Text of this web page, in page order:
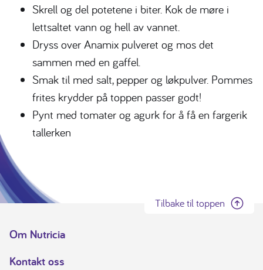
Skrell og del potetene i biter. Kok de møre i
lettsaltet vann og hell av vannet.
Dryss over Anamix pulveret og mos det
sammen med en gaffel.
Smak til med salt, pepper og løkpulver. Pommes
frites krydder på toppen passer godt!
Pynt med tomater og agurk for å få en fargerik
tallerken
Tilbake til toppen
Om Nutricia
Kontakt oss